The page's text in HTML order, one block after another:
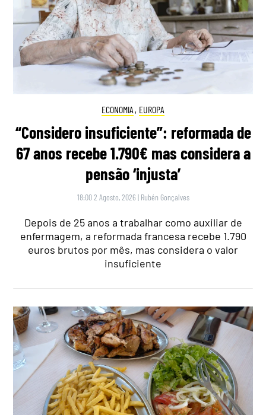
ECONOMIA , EUROPA
“Considero insuficiente”: reformada de
67 anos recebe 1.790€ mas considera a
pensão ‘injusta’
18:00 2 Agosto, 2026 | Rubén Gonçalves
Depois de 25 anos a trabalhar como auxiliar de
enfermagem, a reformada francesa recebe 1.790
euros brutos por mês, mas considera o valor
insuficiente